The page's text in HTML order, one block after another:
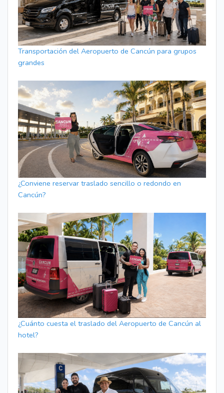
Transportación del Aeropuerto de Cancún para grupos
grandes
¿Conviene reservar traslado sencillo o redondo en
Cancún?
¿Cuánto cuesta el traslado del Aeropuerto de Cancún al
hotel?